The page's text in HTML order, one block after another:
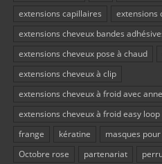
extensions capillaires
extensions
extensions cheveux bandes
extensions cheveux pose à chaud
extensions cheveux à clip
extensions cheveux à froid avec
extensions cheveux à froid easy loop
frange
kératine masques
Octobre rose
partenariat